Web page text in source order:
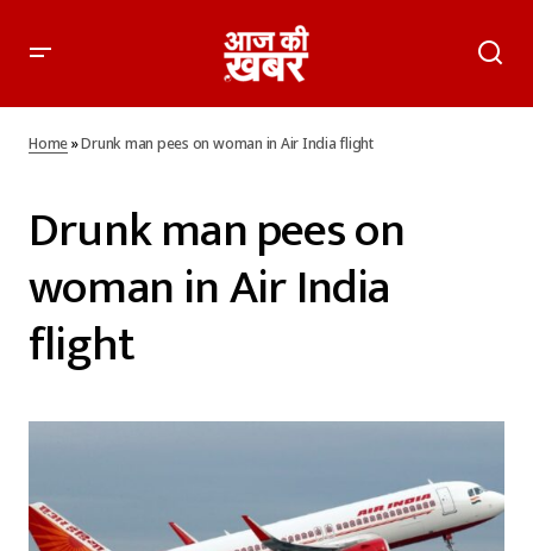
Home»Drunk man pees on woman in Air India flight
Drunk man pees on
woman in Air India
flight